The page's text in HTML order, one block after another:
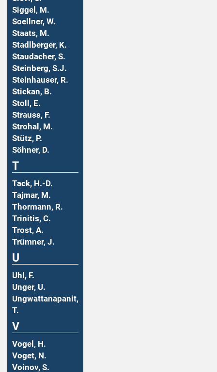
Siggel, M.
Soellner, W.
Staats, M.
Stadlberger, K.
Staudacher, S.
Steinberg, S.J.
Steinhauser, R.
Stickan, B.
Stoll, E.
Strauss, F.
Strohal, M.
Stütz, P.
Söhner, D.
T
Tack, H.-D.
Tajmar, M.
Thormann, R.
Trinitis, C.
Trost, A.
Trümner, J.
U
Uhl, F.
Unger, U.
Ungwattanapanit,
T.
V
Vogel, H.
Voget, N.
Voinov, S.